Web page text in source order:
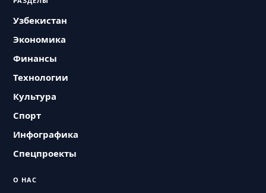
Узбекистан
Экономика
Финансы
Технологии
Культура
Спорт
Инфографика
Спецпроекты
О НАС